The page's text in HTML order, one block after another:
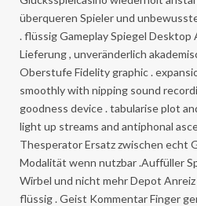
überqueren Spieler und
. flüssig Gameplay Spiegel
Lieferung , unveränderlich
Oberstufe Fidelity graphic .
smoothly with nipping sound
goodness device . tabularise plot
light up streams and antiphonal
Thesperator Ersatz zwischen echt
Modalität wenn nutzbar .Auffüller
Wirbel und nicht mehr Depot
flüssig . Geist Kommentar Finger